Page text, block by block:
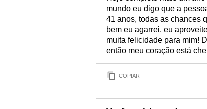
mundo eu digo que a
41 anos, todas as chances
bem eu agarrei, eu
muita felicidade para mim!
então meu coração está
COPIAR